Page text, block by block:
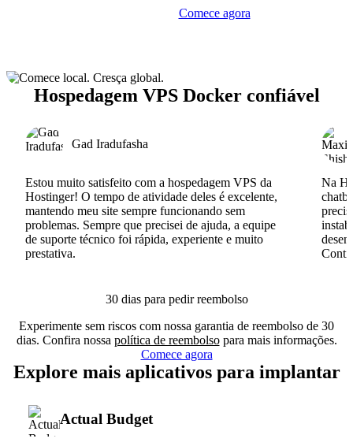
Comece agora
Hospedagem VPS Docker confiável
Gad Iradufasha
Estou muito satisfeito com a hospedagem VPS da
Hostinger! O tempo de atividade deles é excelente,
mantendo meu site sempre funcionando sem
problemas. Sempre que precisei de ajuda, a equipe
de suporte técnico foi rápida, experiente e muito
prestativa.
Na
30 dias para pedir reembolso
Experimente sem riscos com nossa garantia de reembolso de 30
dias. Confira nossa política de reembolsopara mais informações.
Comece agora
Explore mais aplicativos para implantar
Actual Budget